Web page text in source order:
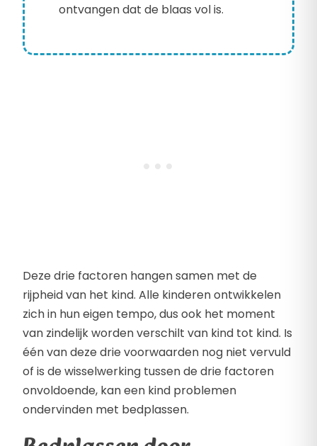
ontvangen dat de blaas vol is.
Deze drie factoren hangen samen met de
rijpheid van het kind. Alle kinderen ontwikkelen
zich in hun eigen tempo, dus ook het moment
van zindelijk worden verschilt van kind tot kind. Is
één van deze drie voorwaarden nog niet vervuld
of is de wisselwerking tussen de drie factoren
onvoldoende, kan een kind problemen
ondervinden met bedplassen.